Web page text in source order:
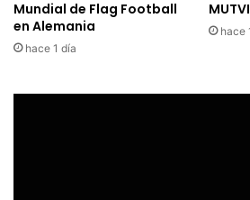
Mundial de Flag Football
en Alemania
hace 1 día
hace